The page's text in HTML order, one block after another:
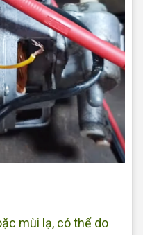
mùi lạ, có thể do